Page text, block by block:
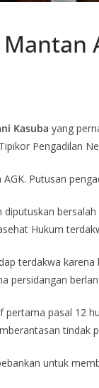
Kasuba yang
Pengadilan
Putusan
diputuskan
Hukum
terdakwa
persidangan
pasal 12
untuk